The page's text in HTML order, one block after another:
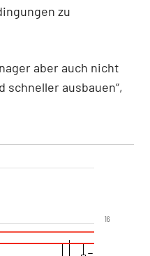
zu
aber auch nicht
ausbauen“,
16